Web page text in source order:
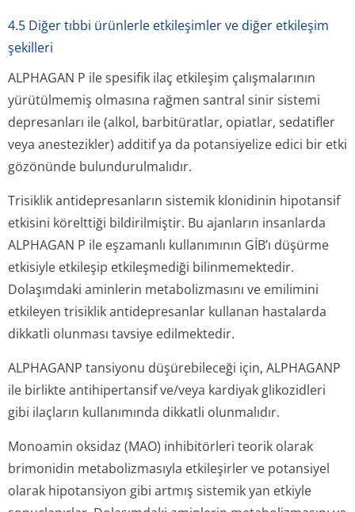
4.5 Diğer tıbbi ürünlerle etkileşimler ve diğer etkileşim
şekilleri
ALPHAGAN P ile spesifik ilaç etkileşim çalışmalarının
yürütülmemiş olmasına rağmen santral sinir sistemi
depresanları ile (alkol, barbitüratlar, opiatlar, sedatifler
veya anestezikler) additif ya da potansiyelize edici bir etki
gözönünde bulundurulmalıdır.
Trisiklik antidepresanların sistemik klonidinin hipotansif
etkisini körelttiği bildirilmiştir. Bu ajanların insanlarda
ALPHAGAN P ile eşzamanlı kullanımının GİB’ı düşürme
etkisiyle etkileşip etkileşmediği bilinmemektedir.
Dolaşımdaki aminlerin metabolizmasını ve emilimini
etkileyen trisiklik antidepresanlar kullanan hastalarda
dikkatli olunması tavsiye edilmektedir.
ALPHAGANP tansiyonu düşürebileceği için, ALPHAGANP
ile birlikte antihipertansif ve/veya kardiyak glikozidleri
gibi ilaçların kullanımında dikkatli olunmalıdır.
Monoamin oksidaz (MAO) inhibitörleri teorik olarak
brimonidin metabolizmasıyla etkileşirler ve potansiyel
olarak hipotansiyon gibi artmış sistemik yan etkiyle